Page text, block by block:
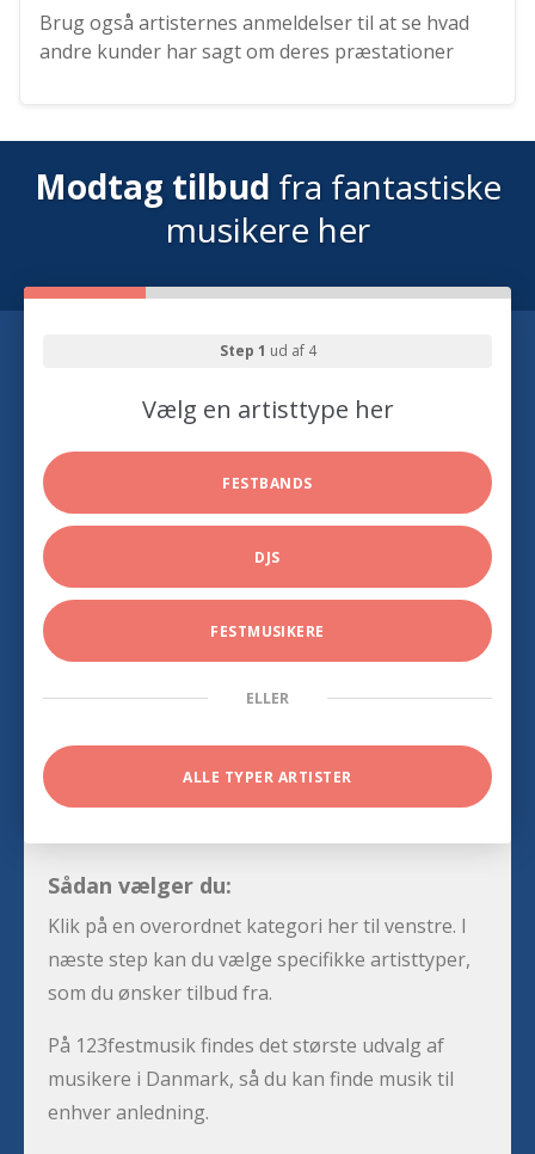
Brug også artisternes anmeldelser til at se hvad
andre kunder har sagt om deres præstationer
Modtag tilbud fra fantastiske
musikere her
Step 1 ud af 4
Vælg en artisttype her
FESTBANDS
DJS
FESTMUSIKERE
ELLER
ALLE TYPER ARTISTER
Sådan vælger du:
Klik på en overordnet kategori her til venstre. I
næste step kan du vælge specifikke artisttyper,
som du ønsker tilbud fra.
På 123festmusik findes det største udvalg af
musikere i Danmark, så du kan finde musik til
enhver anledning.